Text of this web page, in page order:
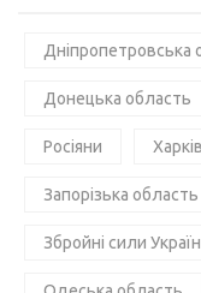
Дніпропетровська
Донецька область
Росіяни
Запорізька область
Збройні сили